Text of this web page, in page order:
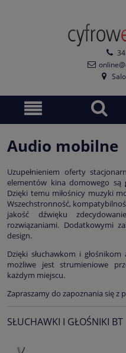
Audio mobilne
Uzupełnieniem oferty
elementów kina domowego są
Dzięki temu miłośnicy muzyki
Wszechstronność,
jakość dźwięku
rozwiązaniami. Dodatkowymi
design.
Dzięki słuchawkom i
możliwe jest strumieniowe
każdym miejscu.
Zapraszamy do zapoznania się z
SŁUCHAWKI I GŁOŚNIKI BT